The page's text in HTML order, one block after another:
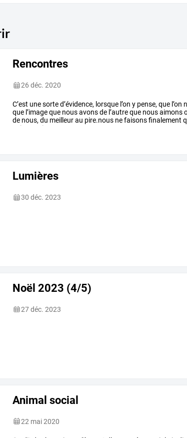
Rencontres
26 déc. 2020
C’est unesorted’évidence, lorsque l’on y pense,que l’on
que l’imageque nousavonsde l’autreque nousaimons
de nous,du meilleurau pire.nous nefaisonsfinalement
soit
qui
Lumières
30 déc. 2023
Noël 2023 (4/5)
27 déc. 2023
Animal social
22 mai 2020